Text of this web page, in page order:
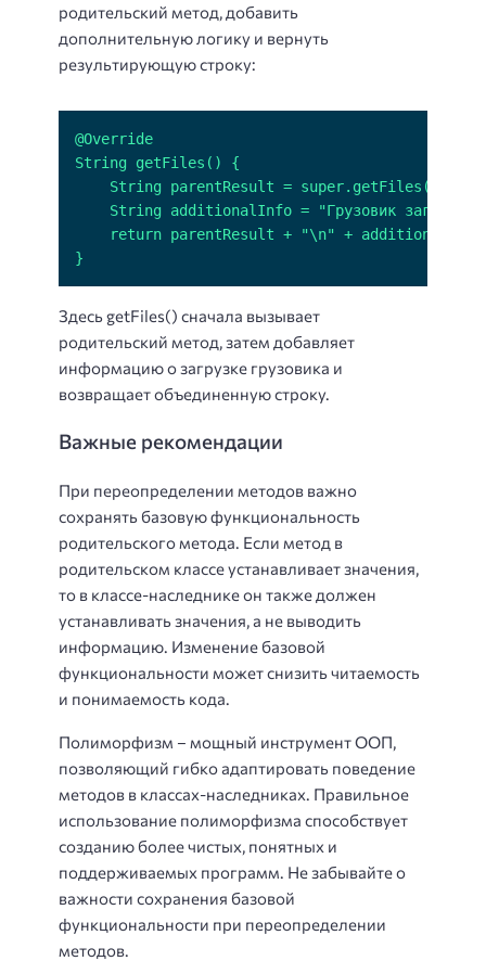
родительский метод, добавить
дополнительную логику и вернуть
результирующую строку:
}
Здесь getFiles() сначала вызывает
родительский метод, затем добавляет
информацию о загрузке грузовика и
возвращает объединенную строку.
Важные рекомендации
При переопределении методов важно
сохранять базовую функциональность
родительского метода. Если метод в
родительском классе устанавливает значения,
то в классе-наследнике он также должен
устанавливать значения, а не выводить
информацию. Изменение базовой
функциональности может снизить читаемость
и понимаемость кода.
Полиморфизм – мощный инструмент ООП,
позволяющий гибко адаптировать поведение
методов в классах-наследниках. Правильное
использование полиморфизма способствует
созданию более чистых, понятных и
поддерживаемых программ. Не забывайте о
важности сохранения базовой
функциональности при переопределении
методов.